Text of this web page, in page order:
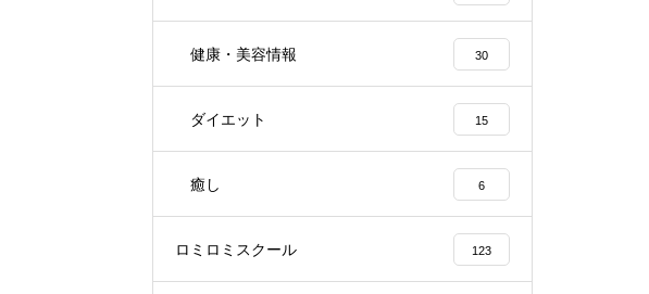
健康・美容情報 30
ダイエット 15
癒し 6
ロミロミスクール 123